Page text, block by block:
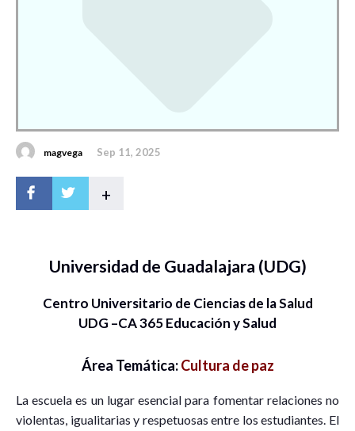
magvega Sep 11, 2025
+
Universidad de Guadalajara (UDG)
Centro Universitario de Ciencias de la Salud
UDG –CA 365 Educación y Salud
Área Temática:Cultura de paz
La escuela es un lugar esencial para fomentar relaciones no
violentas, igualitarias y respetuosas entre los estudiantes. El